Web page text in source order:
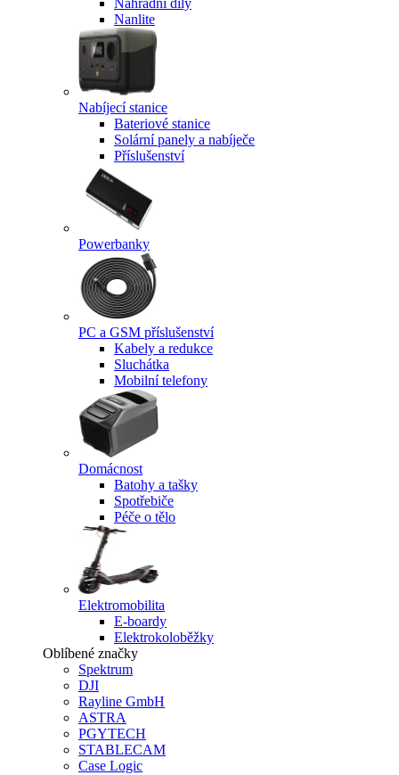
Náhradní díly
Nanlite
Nabíjecí stanice
Bateriové stanice
Solární panely a nabíječe
Příslušenství
Powerbanky
PC a GSM příslušenství
Kabely a redukce
Sluchátka
Mobilní telefony
Domácnost
Batohy a tašky
Spotřebiče
Péče o tělo
Elektromobilita
E-boardy
Elektrokoloběžky
Oblíbené značky
Spektrum
DJI
Rayline GmbH
ASTRA
PGYTECH
STABLECAM
Case Logic